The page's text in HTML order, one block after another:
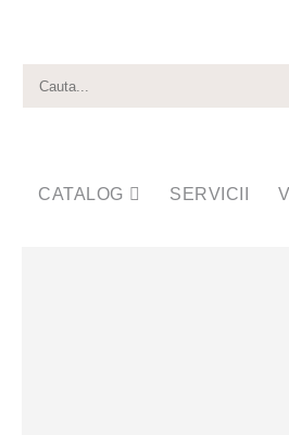
CATALOG SERVICII